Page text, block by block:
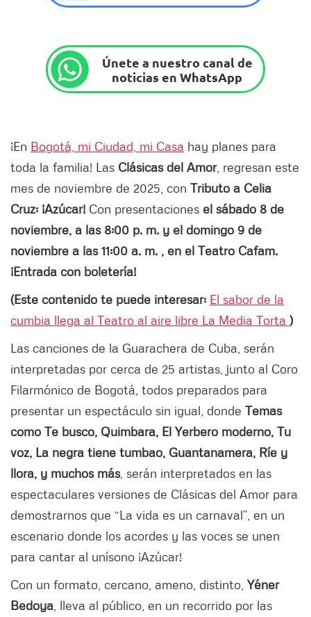
Únete a nuestro canal de
noticias en WhatsApp
¡En Bogotá, mi Ciudad, mi Casa hay planes para
toda la familia! Las Clásicas del Amor, regresan este
mes de noviembre de 2025, con Tributo a Celia
Cruz: ¡Azúcar! Con presentaciones el sábado 8 de
noviembre, a las 8:00 p. m. y el domingo 9 de
noviembre a las 11:00 a. m. , en el Teatro Cafam.
¡Entrada con boletería!
(Este contenido te puede interesar: El sabor de la
cumbia llega al Teatro al aire libre La Media Torta )
Las canciones de la Guarachera de Cuba, serán
interpretadas por cerca de 25 artistas, junto al Coro
Filarmónico de Bogotá, todos preparados para
presentar un espectáculo sin igual, donde Temas
como Te busco, Quimbara, El Yerbero moderno, Tu
voz, La negra tiene tumbao, Guantanamera, Ríe y
llora, y muchos más, serán interpretados en las
espectaculares versiones de Clásicas del Amor para
demostrarnos que “La vida es un carnaval”, en un
escenario donde los acordes y las voces se unen
para cantar al unísono ¡Azúcar!
Con un formato, cercano, ameno, distinto, Yéner
Bedoya , lleva al público, en un recorrido por las